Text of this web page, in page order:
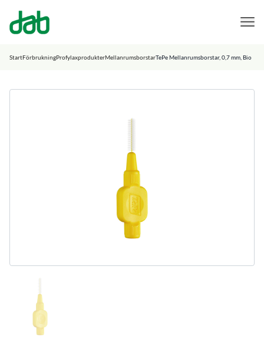
DAB Dental
StartFörbrukningProfylaxprodukterMellanrumsborstarTePe Mellanrumsborstar, 0,7 mm, Bio